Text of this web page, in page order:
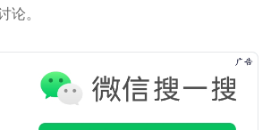
论。